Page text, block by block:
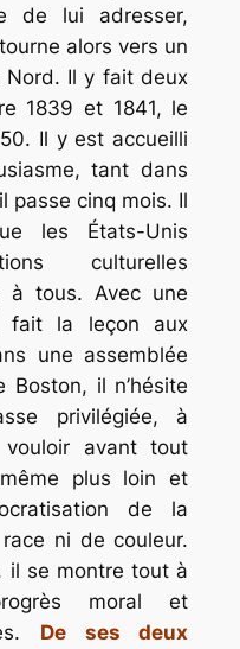
de lui adresser,
alors vers un
Nord. Il y fait deux
1839 et 1841, le
Il y est accueilli
tant dans
passe cinq mois. Il
les États-Unis
culturelles
à tous. Avec une
fait la leçon aux
une assemblée
il n’hésite
privilégiée, à
avant tout
plus loin et
de la
ni de couleur.
il se montre tout à
moral et
De ses deux